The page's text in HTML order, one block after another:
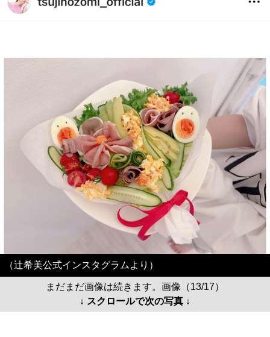
（辻希美公式インスタグラムより）
まだまだ画像は続きます。画像（13/17）
↓ スクロールで次の写真 ↓